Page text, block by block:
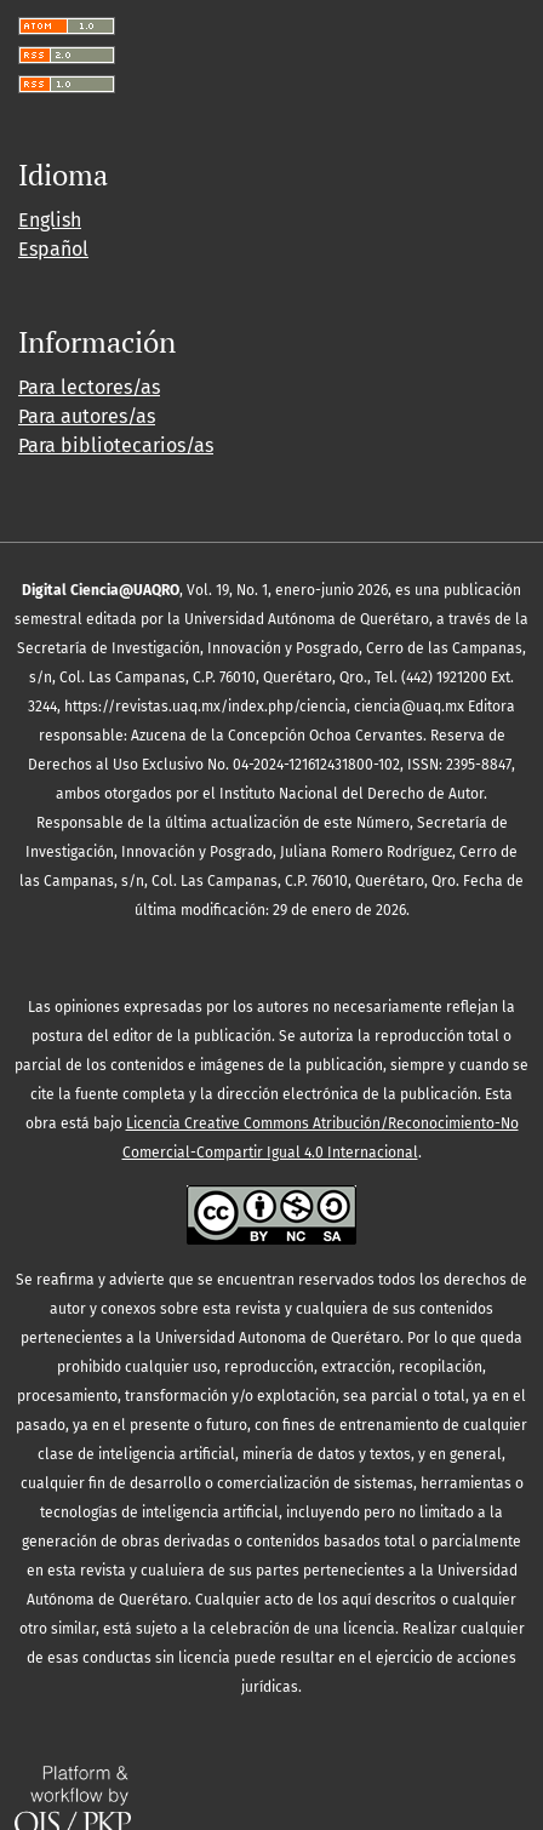
Idioma
English
Español
Información
Para lectores/as
Para autores/as
Para bibliotecarios/as
Digital Ciencia@UAQRO, Vol. 19, No. 1, enero-junio 2026, es una publicación
semestral editada por la Universidad Autónoma de Querétaro, a través de la
Secretaría de Investigación, Innovación y Posgrado, Cerro de las Campanas,
s/n, Col. Las Campanas, C.P. 76010, Querétaro, Qro., Tel. (442) 1921200 Ext.
3244, https://revistas.uaq.mx/index.php/ciencia, ciencia@uaq.mx Editora
responsable: Azucena de la Concepción Ochoa Cervantes. Reserva de
Derechos al Uso Exclusivo No. 04-2024-121612431800-102, ISSN: 2395-8847,
ambos otorgados por el Instituto Nacional del Derecho de Autor.
Responsable de la última actualización de este Número, Secretaría de
Investigación, Innovación y Posgrado, Juliana Romero Rodríguez, Cerro de
las Campanas, s/n, Col. Las Campanas, C.P. 76010, Querétaro, Qro. Fecha de
última modificación: 29 de enero de 2026.
Las opiniones expresadas por los autores no necesariamente reflejan la
postura del editor de la publicación. Se autoriza la reproducción total o
parcial de los contenidos e imágenes de la publicación, siempre y cuando se
cite la fuente completa y la dirección electrónica de la publicación. Esta
obra está bajo Licencia Creative Commons Atribución/Reconocimiento-No
Comercial-Compartir Igual 4.0 Internacional.
Se reafirma y advierte que se encuentran reservados todos los derechos de
autor y conexos sobre esta revista y cualquiera de sus contenidos
pertenecientes a la Universidad Autonoma de Querétaro. Por lo que queda
prohibido cualquier uso, reproducción, extracción, recopilación,
procesamiento, transformación y/o explotación, sea parcial o total, ya en el
pasado, ya en el presente o futuro, con fines de entrenamiento de cualquier
clase de inteligencia artificial, minería de datos y textos, y en general,
cualquier fin de desarrollo o comercialización de sistemas, herramientas o
tecnologías de inteligencia artificial, incluyendo pero no limitado a la
generación de obras derivadas o contenidos basados total o parcialmente
en esta revista y cualuiera de sus partes pertenecientes a la Universidad
Autónoma de Querétaro. Cualquier acto de los aquí descritos o cualquier
otro similar, está sujeto a la celebración de una licencia. Realizar cualquier
de esas conductas sin licencia puede resultar en el ejercicio de acciones
jurídicas.